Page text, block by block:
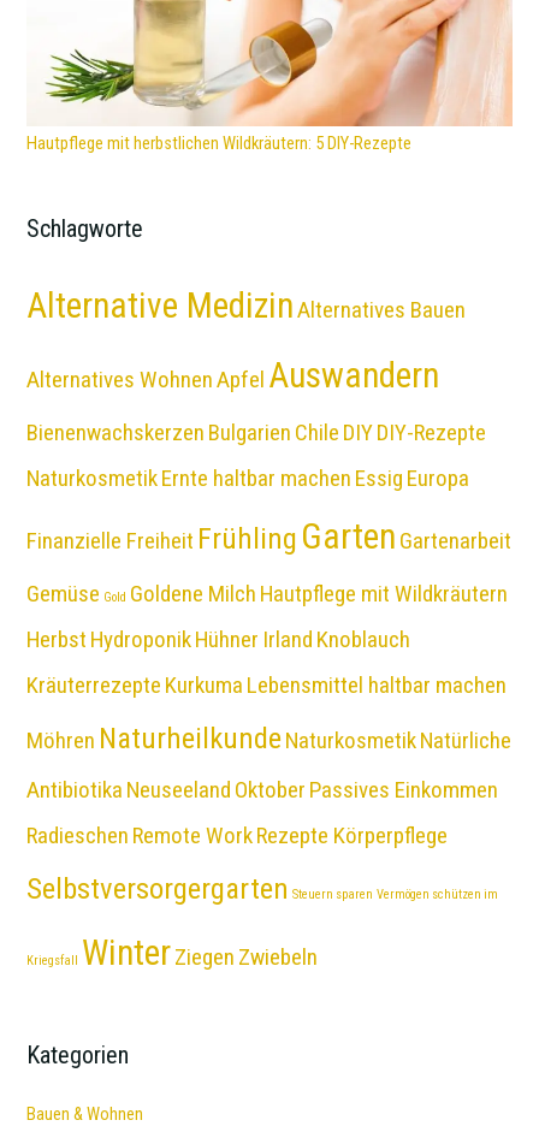
Hautpflege mit herbstlichen Wildkräutern: 5 DIY-Rezepte
Schlagworte
Alternative MedizinAlternatives Bauen
Alternatives WohnenApfel Auswandern
Bienenwachskerzen Bulgarien Chile DIYDIY-Rezepte
NaturkosmetikErnte haltbar machen Essig Europa
Finanzielle Freiheit Frühling Garten Gartenarbeit
Gemüse Gold Goldene Milch Hautpflege mit Wildkräutern
Herbst HydroponikHühner Irland Knoblauch
Kräuterrezepte Kurkuma Lebensmittel haltbar machen
Möhren NaturheilkundeNaturkosmetikNatürliche
Antibiotika Neuseeland Oktober Passives Einkommen
Radieschen Remote WorkRezepte Körperpflege
Selbstversorgergarten Steuern sparen Vermögen schützen im
Kriegsfall WinterZiegen Zwiebeln
Kategorien
Bauen & Wohnen